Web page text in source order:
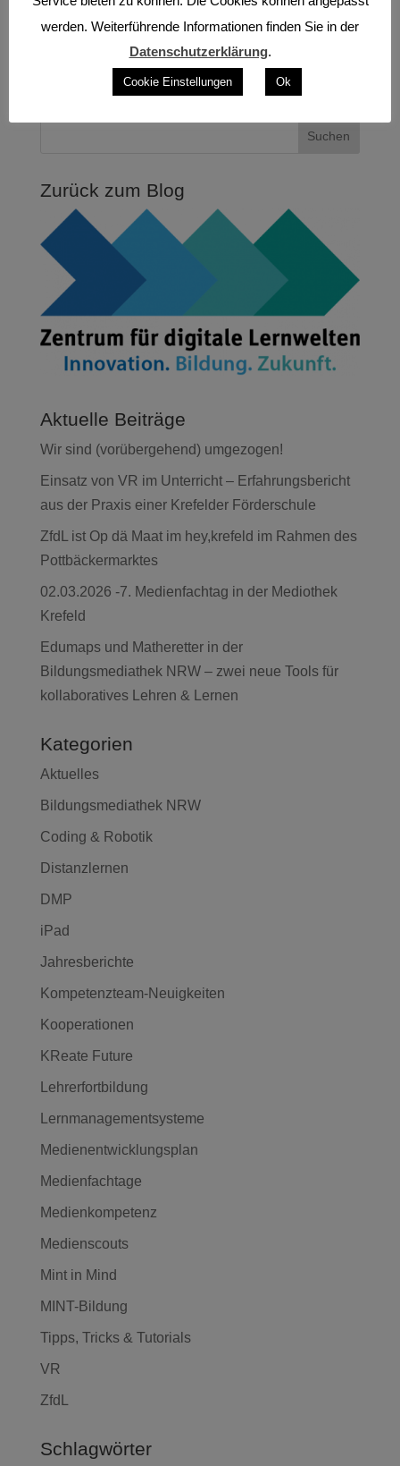
Zurück zum Blog
Aktuelle Beiträge
Wir sind (vorübergehend) umgezogen!
Einsatz von VR im Unterricht – Erfahrungsbericht
aus der Praxis einer Krefelder Förderschule
ZfdL ist Op dä Maat im hey,krefeld im Rahmen des
Pottbäckermarktes
02.03.2026 -7. Medienfachtag in der Mediothek
Krefeld
Edumaps und Matheretter in der
Bildungsmediathek NRW – zwei neue Tools für
kollaboratives Lehren & Lernen
Kategorien
Aktuelles
Bildungsmediathek NRW
Coding & Robotik
Distanzlernen
DMP
iPad
Jahresberichte
Kompetenzteam-Neuigkeiten
Kooperationen
KReate Future
Lehrerfortbildung
Lernmanagementsysteme
Medienentwicklungsplan
Medienfachtage
Medienkompetenz
Medienscouts
Mint in Mind
MINT-Bildung
Tipps, Tricks & Tutorials
VR
ZfdL
Schlagwörter
werden. Weiterführende Informationen finden Sie in der
Datenschutzerklärung.
Cookie Einstellungen Ok